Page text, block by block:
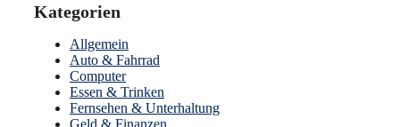
Kategorien
Allgemein
Auto & Fahrrad
Computer
Essen & Trinken
Fernsehen & Unterhaltung